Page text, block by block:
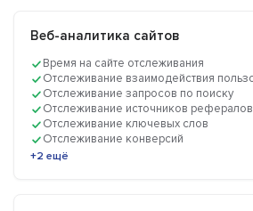
Веб-аналитика сайтов
Время на сайте отслеживания
Отслеживание взаимодействия
Отслеживание запросов по поиску
Отслеживание источников рефералов
Отслеживание ключевых слов
Отслеживание конверсий
+2 ещё